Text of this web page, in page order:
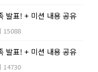
발표! + 미션 내용 공유
15088
발표! + 미션 내용 공유
14730